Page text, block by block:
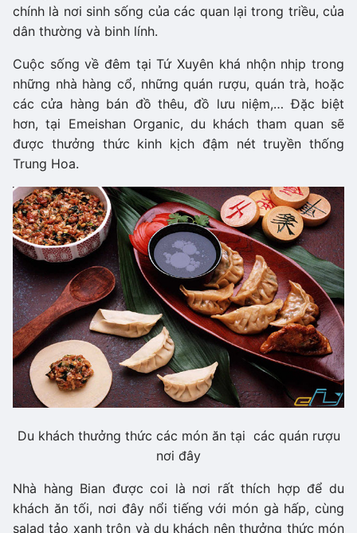
chính là nơi sinh sống của các quan lại trong triều, của
dân thường và binh lính.
Cuộc sống về đêm tại Tứ Xuyên khá nhộn nhịp trong
những nhà hàng cổ, những quán rượu, quán trà, hoặc
các cửa hàng bán đồ thêu, đồ lưu niệm,… Đặc biệt
hơn, tại Emeishan Organic, du khách tham quan sẽ
được thưởng thức kinh kịch đậm nét truyền thống
Trung Hoa.
Du khách thưởng thức các món ăn tại các quán rượu
nơi đây
Nhà hàng Bian được coi là nơi rất thích hợp để du
khách ăn tối, nơi đây nổi tiếng với món gà hấp, cùng
salad tảo xanh trộn và du khách nên thưởng thức món